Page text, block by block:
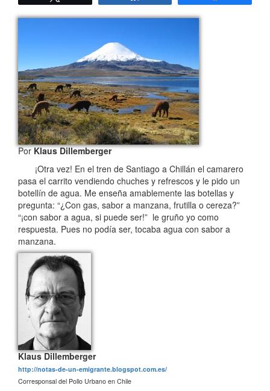
PorKlaus Dillemberger
¡Otra vez! En el tren de Santiago a Chillán el camarero
pasa el carrito vendiendo chuches y refrescos y le pido un
botellín de agua. Me enseña amablemente las botellas y
pregunta: “¿Con gas, sabor a manzana, frutilla o cereza?”
“¡con sabor a agua, si puede ser!” le gruño yo como
respuesta. Pues no podía ser, tocaba agua con sabor a
manzana.
Klaus Dillemberger
http://notas-de-un-emigrante.blogspot.com.es/
Corresponsal del Pollo Urbano en Chile